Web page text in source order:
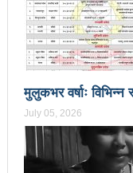
प्रचण्ड
माओवादीमा
आयोगको बैठक सकियो
वृत्तचित्र फिल्म
दुईपिपलमा बुधबार
जनप्रतिनिधि
मुलुकभर वर्षाः
July 05, 2026